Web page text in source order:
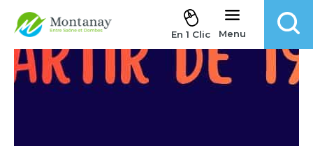
Aller au contenu
En 1 Clic Menu